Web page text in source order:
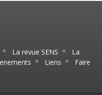
* La revue SENS * La
* Liens * Faire